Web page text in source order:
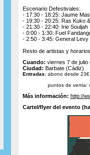
Escenario Defestivales:
- 17:30 - 18:25: Jaume Mas
- 19:30 - 20:25: Ras Kuko
- 21:30 - 22:40: Irie Souljah
- 0:00 - 1:30: Fuel
- 2:50 - 3:45: General Levy
Resto de artistas y
Cuando: viernes 7 de julio
Ciudad: Barbate (Cádiz)
Entradas: abono desde
puntos de venta:
Más información: http://
Cartel/flyer del evento